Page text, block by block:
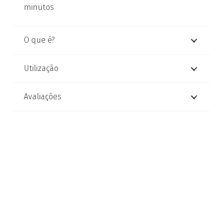
minutos
O que é?
Utilização
Avaliações